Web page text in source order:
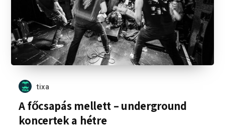
tixa
A főcsapás mellett – underground
koncertek a hétre